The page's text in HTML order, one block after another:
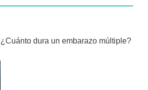
¿Cuánto dura un embarazo múltiple?